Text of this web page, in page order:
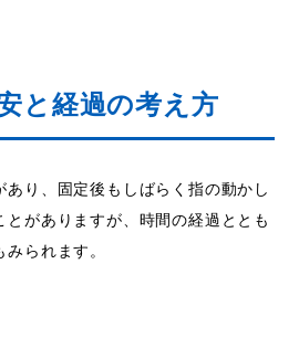
と経過の考え方
あり、固定後もしばらく指の動かし
とがありますが、時間の経過ととも
られます。